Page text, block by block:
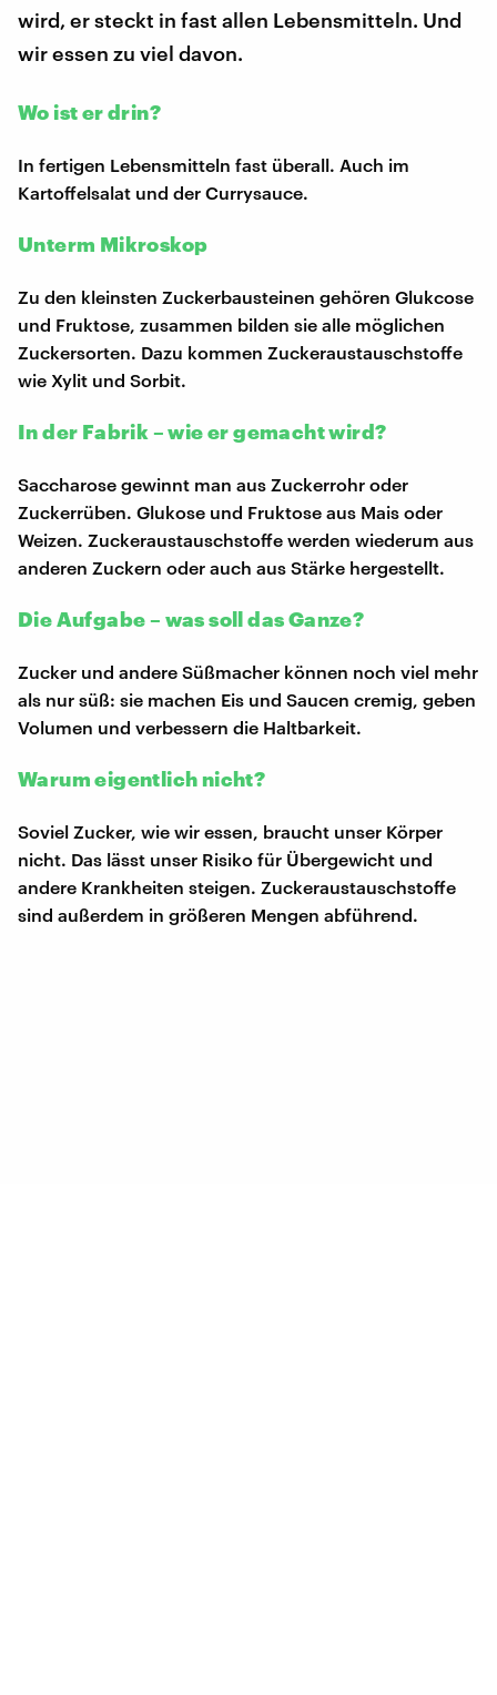
wird, er steckt in fast allen Lebensmitteln. Und
wir essen zu viel davon.
Wo ist er drin?
In fertigen Lebensmitteln fast überall. Auch im
Kartoffelsalat und der Currysauce.
Unterm Mikroskop
Zu den kleinsten Zuckerbausteinen gehören Glukcose
und Fruktose, zusammen bilden sie alle möglichen
Zuckersorten. Dazu kommen Zuckeraustauschstoffe
wie Xylit und Sorbit.
In der Fabrik – wie er gemacht wird?
Saccharose gewinnt man aus Zuckerrohr oder
Zuckerrüben. Glukose und Fruktose aus Mais oder
Weizen. Zuckeraustauschstoffe werden wiederum aus
anderen Zuckern oder auch aus Stärke hergestellt.
Die Aufgabe – was soll das Ganze?
Zucker und andere Süßmacher können noch viel mehr
als nur süß: sie machen Eis und Saucen cremig, geben
Volumen und verbessern die Haltbarkeit.
Warum eigentlich nicht?
Soviel Zucker, wie wir essen, braucht unser Körper
nicht. Das lässt unser Risiko für Übergewicht und
andere Krankheiten steigen. Zuckeraustauschstoffe
sind außerdem in größeren Mengen abführend.